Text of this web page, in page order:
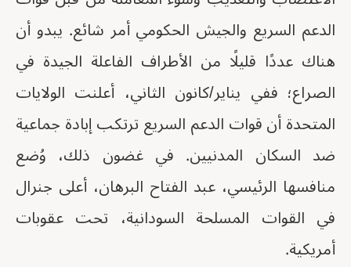
الدعم السريع والجيش الحكومي أمر شائع. يبدو أن
هناك عددًا قليلًا من الأطراف الفاعلة الجيدة في
الصراع؛ ففي يناير/كانون الثاني، أعلنت الولايات
المتحدة أن قوات الدعم السريع ترتكب إبادة جماعية
ضد السكان المدنيين. في غضون ذلك، وُضع
منافسها الرئيسي، عبد الفتاح البرهان، أعلى جنرال
في القوات المسلحة السودانية، تحت عقوبات
أمريكية.